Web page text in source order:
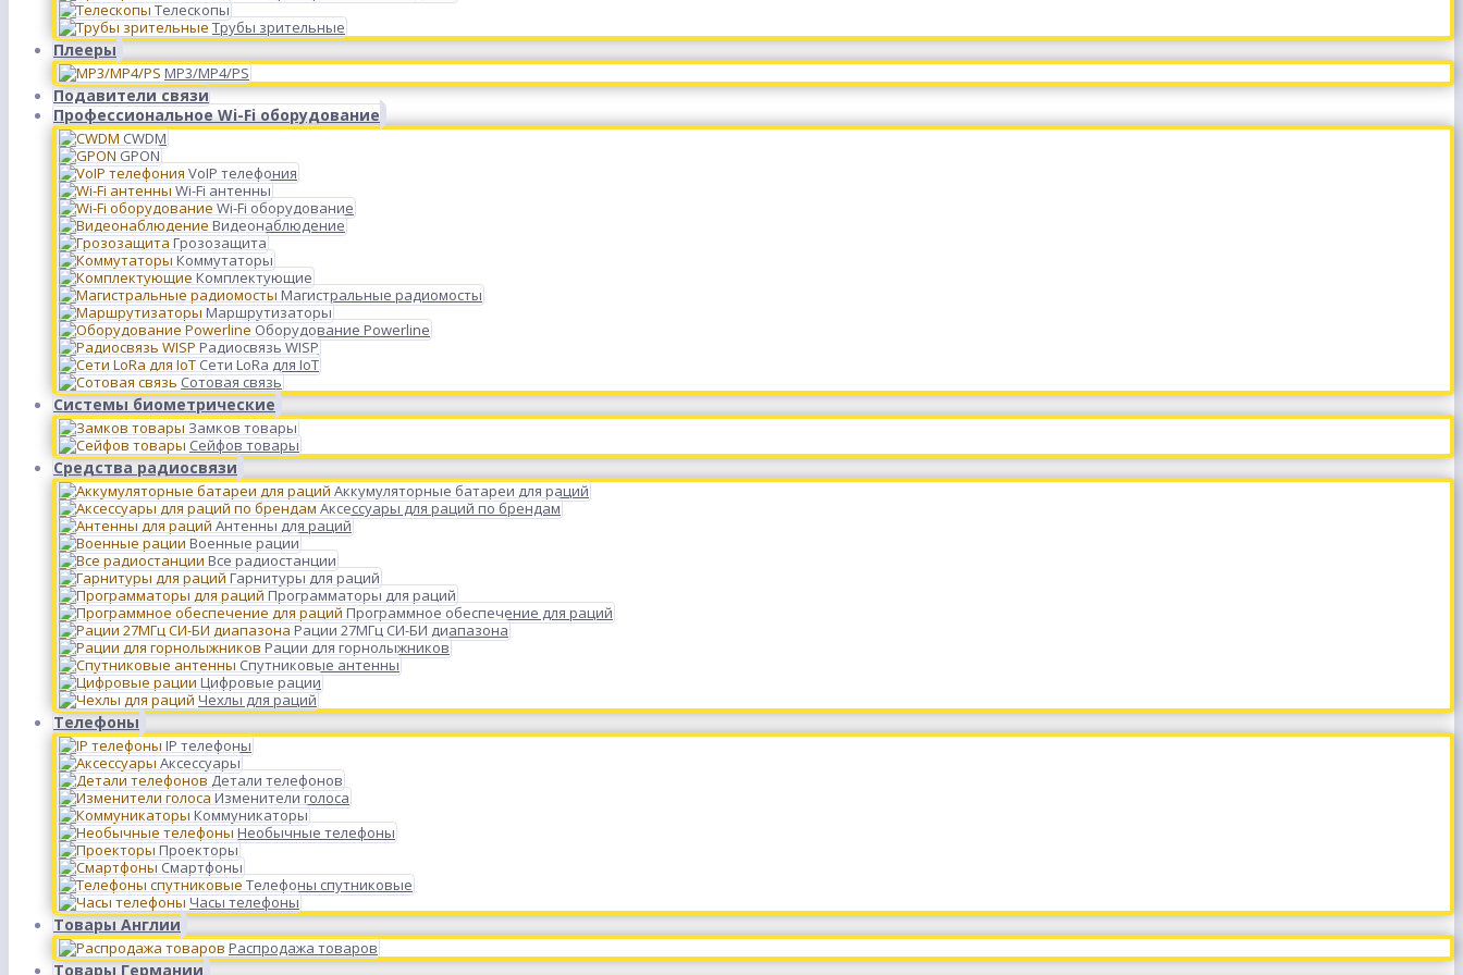
Телескопы
Трубы зрительные
Плееры
MP3/MP4/PS
Подавители связи
Профессиональное Wi-Fi оборудование
CWDM
GPON
VoIP телефония
Wi-Fi антенны
Wi-Fi оборудование
Видеонаблюдение
Грозозащита
Коммутаторы
Комплектующие
Магистральные радиомосты
Маршрутизаторы
Оборудование Powerline
Радиосвязь WISP
Сети LoRa для IoT
Сотовая связь
Системы биометрические
Замков товары
Сейфов товары
Средства радиосвязи
Аккумуляторные батареи для раций
Аксессуары для раций по брендам
Антенны для раций
Военные рации
Все радиостанции
Гарнитуры для раций
Программаторы для раций
Программное обеспечение для раций
Рации 27МГц СИ-БИ диапазона
Рации для горнолыжников
Спутниковые антенны
Цифровые рации
Чехлы для раций
Телефоны
IP телефоны
Аксессуары
Детали телефонов
Изменители голоса
Коммуникаторы
Необычные телефоны
Проекторы
Смартфоны
Телефоны спутниковые
Часы телефоны
Товары Англии
Распродажа товаров
Товары Германии